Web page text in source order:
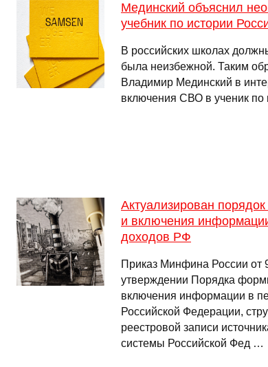
Мединский объяснил
учебник по истории
В российских школах
была неизбежной. Таким
Владимир Мединский в
включения СВО в ученик
Актуализирован
и включения
доходов РФ
Приказ Минфина России от
утверждении Порядка
включения информации в
Российской Федерации,
реестровой записи
системы Российской Фед …